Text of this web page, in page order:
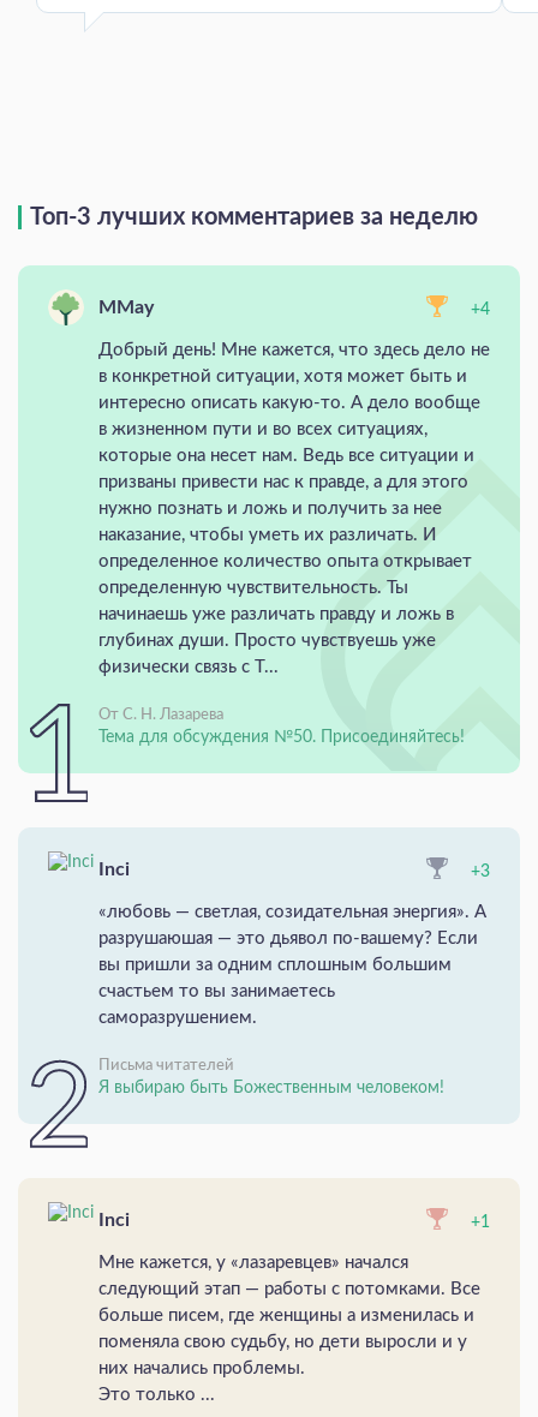
Топ-3 лучших комментариев за неделю
MMay +4
Добрый день! Мне кажется, что здесь дело не
в конкретной ситуации, хотя может быть и
интересно описать какую-то. А дело вообще
в жизненном пути и во всех ситуациях,
которые она несет нам. Ведь все ситуации и
призваны привести нас к правде, а для этого
нужно познать и ложь и получить за нее
наказание, чтобы уметь их различать. И
определенное количество опыта открывает
определенную чувствительность. Ты
начинаешь уже различать правду и ложь в
глубинах души. Просто чувствуешь уже
физически связь с Т...
От С. Н. Лазарева
Тема для обсуждения №50. Присоединяйтесь!
Inci +3
«любовь — светлая, созидательная энергия». А
разрушаюшая — это дьявол по-вашему? Если
вы пришли за одним сплошным большим
счастьем то вы занимаетесь
саморазрушением.
Письма читателей
Я выбираю быть Божественным человеком!
Inci +1
Мне кажется, у «лазаревцев» начался
следующий этап — работы с потомками. Все
больше писем, где женщины а изменилась и
поменяла свою судьбу, но дети выросли и у
них начались проблемы.
Это только ...